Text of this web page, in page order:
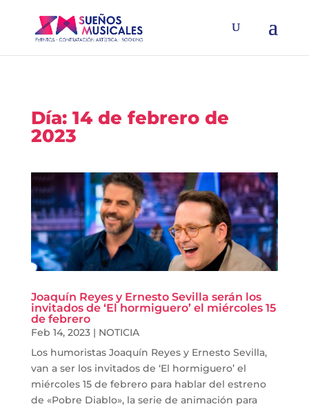
Día: 14 de febrero de
2023
Joaquín Reyes y Ernesto Sevilla serán los
invitados de ‘El hormiguero’ el miércoles 15
de febrero
Feb 14, 2023| NOTICIA
Los humoristas Joaquín Reyes y Ernesto Sevilla,
van a ser los invitados de ‘El hormiguero’ el
miércoles 15 de febrero para hablar del estreno
de «Pobre Diablo», la serie de animación para